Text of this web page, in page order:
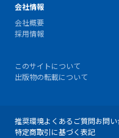
会社情報
会社概要
採用情報
このサイトについて
出版物の転載について
推奨環境よくあるご質問お問
特定商取引に基づく表記